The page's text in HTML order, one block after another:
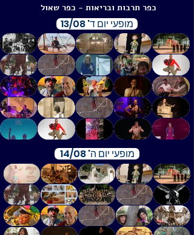
כפר תרבות ובריאות - כפר שאול
מופעי יום ד' 13/08
מופעי יום ה' 14/08